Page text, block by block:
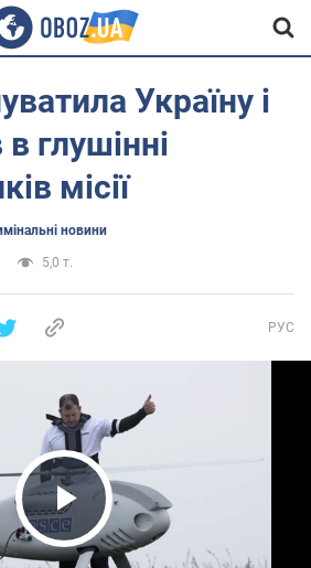
Україну і
глушінні
місії
новини
5,0 т.
РУС
Play Video